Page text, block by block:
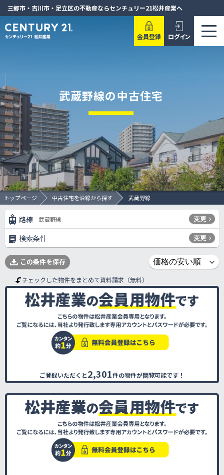
三郷市・吉川市・足立区の不動産ならセンチュリー21松井産業へ
会員登録 ログイン
トップページ 中古住宅を沿線から探す 武蔵野線
武蔵野線の中古住宅
路線 武蔵野線 変更
検索条件 変更
この条件を保存
チェックした物件をまとめて資料請求（無料）
ご登録いただくと2,301件の物件が閲覧可能です！